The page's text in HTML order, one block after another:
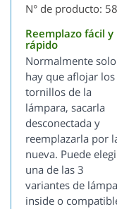
N° de producto:
Reemplazo fácil y
rápido
Normalmente solo
hay que aflojar los
tornillos de la
lámpara, sacarla
desconectada y
reemplazarla por
nueva. Puede
una de las 3
variantes de
inside o